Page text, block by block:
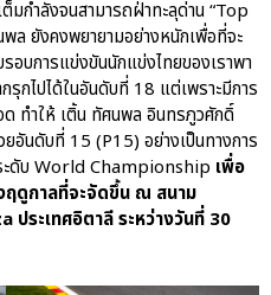
มกำลังจนสามารถฝ่าทะลุด่าน “Top
ล ยังคงพยายามอย่างหนักเพื่อที่จะ
บการแข่งขันนักแข่งไทยของเราพา
กไปได้ในอันดับที่ 18 แต่เพราะมีการ
ทำให้ เติ้น ทัศนพล อินทรภูวศักดิ์
อันดับที่ 15 (P15) อย่างเป็นทางการ
ะดับ World Championship เพื่อ
ฤดูกาลที่จะจัดขึ้น ณ สนาม
ระเทศอิตาลี ระหว่างวันที่ 30